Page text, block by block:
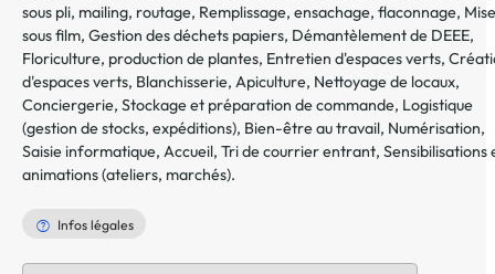
sous pli, mailing, routage, Remplissage, ensachage, flaconnage, Mise
sous film, Gestion des déchets papiers, Démantèlement de DEEE,
Floriculture, production de plantes, Entretien d'espaces verts,
d'espaces verts, Blanchisserie, Apiculture, Nettoyage de locaux,
Conciergerie, Stockage et préparation de commande, Logistique
(gestion de stocks, expéditions), Bien-être au travail, Numérisation,
Saisie informatique, Accueil, Tri de courrier entrant, Sensibilisations
animations (ateliers, marchés).
Infos légales